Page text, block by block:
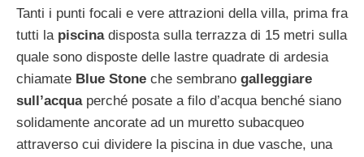
Tanti i punti focali e vere attrazioni della villa, prima fra
tutti la piscinadisposta sulla terrazza di 15 metri sulla
quale sono disposte delle lastre quadrate di ardesia
chiamate Blue Stone che sembrano galleggiare
sull’acqua perché posate a filo d’acqua benché siano
solidamente ancorate ad un muretto subacqueo
attraverso cui dividere la piscina in due vasche, una